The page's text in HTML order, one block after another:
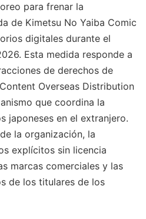
para frenar la
de Kimetsu No Yaiba Comic
digitales durante el
Esta medida responde a
de derechos de
Overseas Distribution
que coordina la
japoneses en el extranjero.
la organización, la
explícitos sin licencia
marcas comerciales y las
de los titulares de los